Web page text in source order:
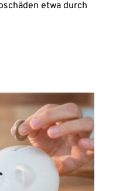
etwa durch